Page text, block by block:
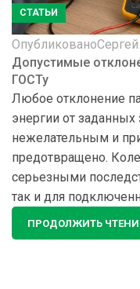
СТАТЬИ
Опубликовано
Допустимые
ГОСТу
Любое отклонение
энергии от заданных
нежелательным и
предотвращено.
серьезными
так и для
ПРОДОЛЖИТЬ